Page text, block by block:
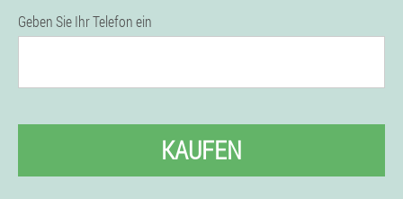
Geben Sie Ihr Telefon ein
KAUFEN